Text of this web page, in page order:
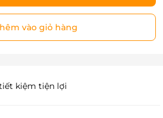
vào giỏ hàng
kiệm tiện lợi